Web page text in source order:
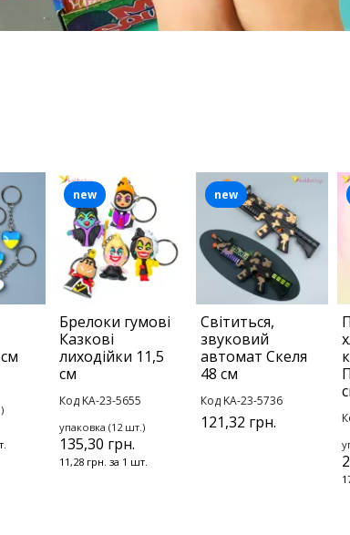
Брелоки гумові
Казкові
лиходійки 11,5
см
Код KA-23-5655
упаковка (12 шт.)
135,30 грн.
11,28 грн. за 1 шт.
new
Світиться,
звуковий
автомат Скеля
48 см
Код KA-23-5736
121,32 грн.
new